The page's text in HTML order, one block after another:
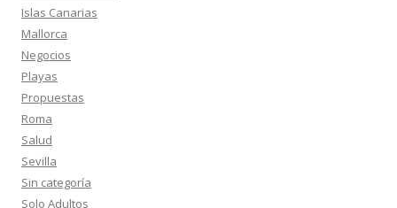
Islas Canarias
Mallorca
Negocios
Playas
Propuestas
Roma
Salud
Sevilla
Sin categoría
Solo Adultos